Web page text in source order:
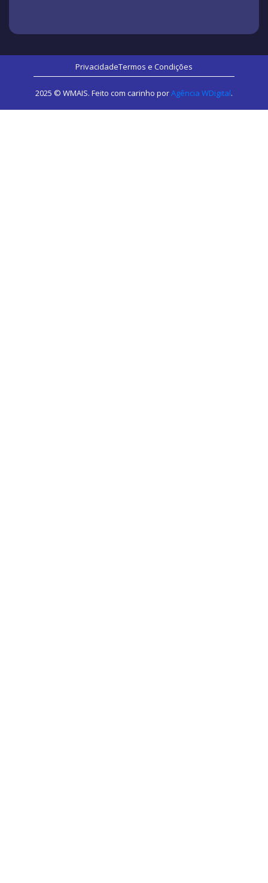
PrivacidadeTermos e Condições
2025 © WMAIS. Feito com carinho porAgência WDigital.